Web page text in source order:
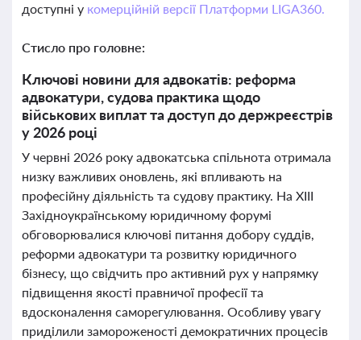
доступні у комерційній версії Платформи LIGA360.
Стисло про головне:
Ключові новини для адвокатів: реформа
адвокатури, судова практика щодо
військових виплат та доступ до держреєстрів
у 2026 році
У червні 2026 року адвокатська спільнота отримала
низку важливих оновлень, які впливають на
професійну діяльність та судову практику. На ХІІІ
Західноукраїнському юридичному форумі
обговорювалися ключові питання добору суддів,
реформи адвокатури та розвитку юридичного
бізнесу, що свідчить про активний рух у напрямку
підвищення якості правничої професії та
вдосконалення саморегулювання. Особливу увагу
приділили замороженості демократичних процесів